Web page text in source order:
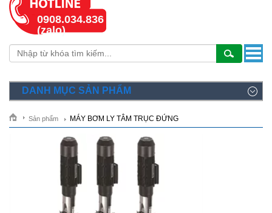
0908.034.836
(zalo)
DANH MỤC SẢN PHẨM
Sản phẩm MÁY BƠM LY TÂM TRỤC ĐỨNG